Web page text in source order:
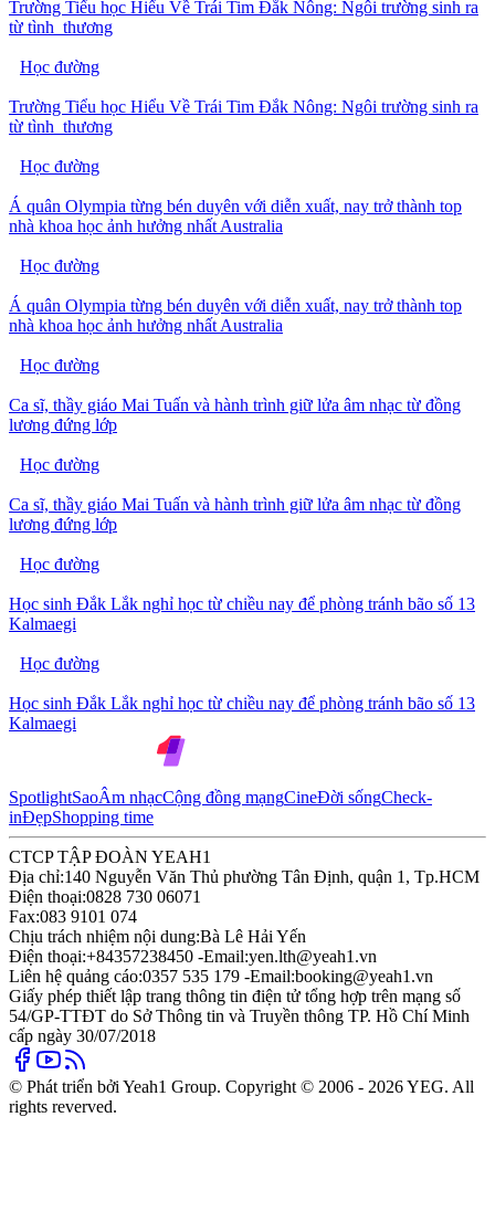
Trường Tiểu học Hiểu Về Trái Tim Đắk Nông: Ngôi trường sinh ra
từ tình thương
Học đường
Trường Tiểu học Hiểu Về Trái Tim Đắk Nông: Ngôi trường sinh ra
từ tình thương
Học đường
Á quân Olympia từng bén duyên với diễn xuất, nay trở thành top
nhà khoa học ảnh hưởng nhất Australia
Học đường
Á quân Olympia từng bén duyên với diễn xuất, nay trở thành top
nhà khoa học ảnh hưởng nhất Australia
Học đường
Ca sĩ, thầy giáo Mai Tuấn và hành trình giữ lửa âm nhạc từ đồng
lương đứng lớp
Học đường
Ca sĩ, thầy giáo Mai Tuấn và hành trình giữ lửa âm nhạc từ đồng
lương đứng lớp
Học đường
Học sinh Đắk Lắk nghỉ học từ chiều nay để phòng tránh bão số 13
Kalmaegi
Học đường
Học sinh Đắk Lắk nghỉ học từ chiều nay để phòng tránh bão số 13
Kalmaegi
SpotlightSaoÂm nhạcCộng đồng mạngCineĐời sốngCheck-
inĐẹpShopping time
CTCP TẬP ĐOÀN YEAH1
Địa chỉ:140 Nguyễn Văn Thủ phường Tân Định, quận 1, Tp.HCM
Điện thoại:0828 730 06071
Fax:083 9101 074
Chịu trách nhiệm nội dung:Bà Lê Hải Yến
Điện thoại:+84357238450 -Email:yen.lth@yeah1.vn
Liên hệ quảng cáo:0357 535 179 -Email:booking@yeah1.vn
Giấy phép thiết lập trang thông tin điện tử tổng hợp trên mạng số
54/GP-TTĐT do Sở Thông tin và Truyền thông TP. Hồ Chí Minh
cấp ngày 30/07/2018
© Phát triển bởi Yeah1 Group. Copyright © 2006 - 2026 YEG. All
rights reverved.